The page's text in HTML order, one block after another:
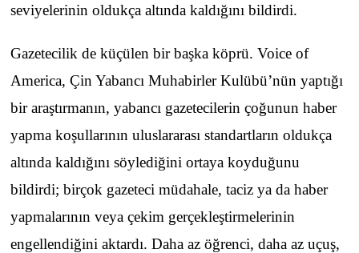
seviyelerinin oldukça altında kaldığını bildirdi.
Gazetecilik de küçülen bir başka köprü. Voice of
America, Çin Yabancı Muhabirler Kulübü’nün yaptığı
bir araştırmanın, yabancı gazetecilerin çoğunun haber
yapma koşullarının uluslararası standartların oldukça
altında kaldığını söylediğini ortaya koyduğunu
bildirdi; birçok gazeteci müdahale, taciz ya da haber
yapmalarının veya çekim gerçekleştirmelerinin
engellendiğini aktardı. Daha az öğrenci, daha az uçuş,